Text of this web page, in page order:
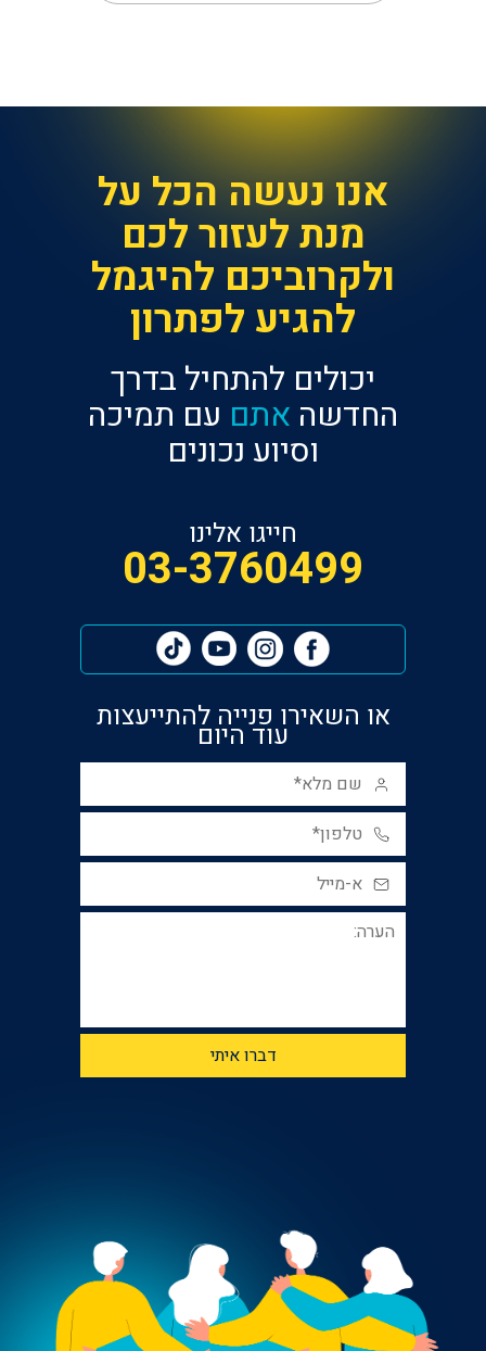
אנו נעשה הכל על
מנת לעזור לכם
ולקרוביכם להיגמל
להגיע לפתרון
יכולים להתחיל בדרך
החדשה אתם עם תמיכה
וסיוע נכונים
חייגו אלינו
‎03-3760499
או השאירו פנייה להתייעצות
עוד היום